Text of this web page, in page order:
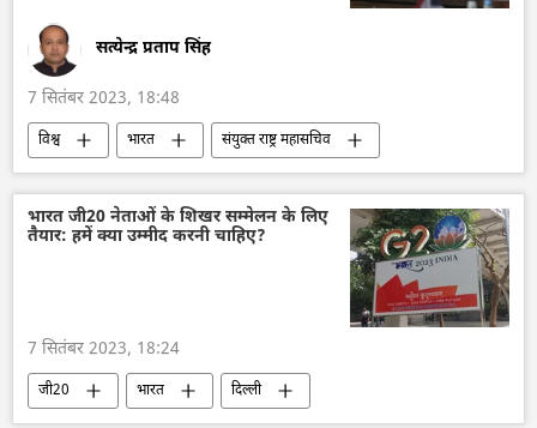
सत्येन्द्र प्रताप सिंह
7 सितंबर 2023, 18:48
विश्व भारत
संयुक्त राष्ट्र महासचिव
संयुक्त राष्ट्र
एंटोनियो गुटेरेस
यूएन सुरक्षा परिषद
विदेश मंत्रालय
भारत का विदेश मंत्रालय (MEA)
भारत जी20 नेताओं के शिखर सम्मेलन के लिए
तैयार: हमें क्या उम्मीद करनी चाहिए?
7 सितंबर 2023, 18:24
जी20 भारत
दिल्ली